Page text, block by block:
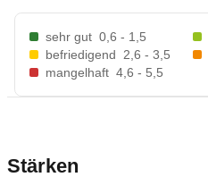
sehr gut 0,6 - 1,5
befriedigend
2,6 - 3,5
mangelhaft 4,6 - 5,5
Stärken